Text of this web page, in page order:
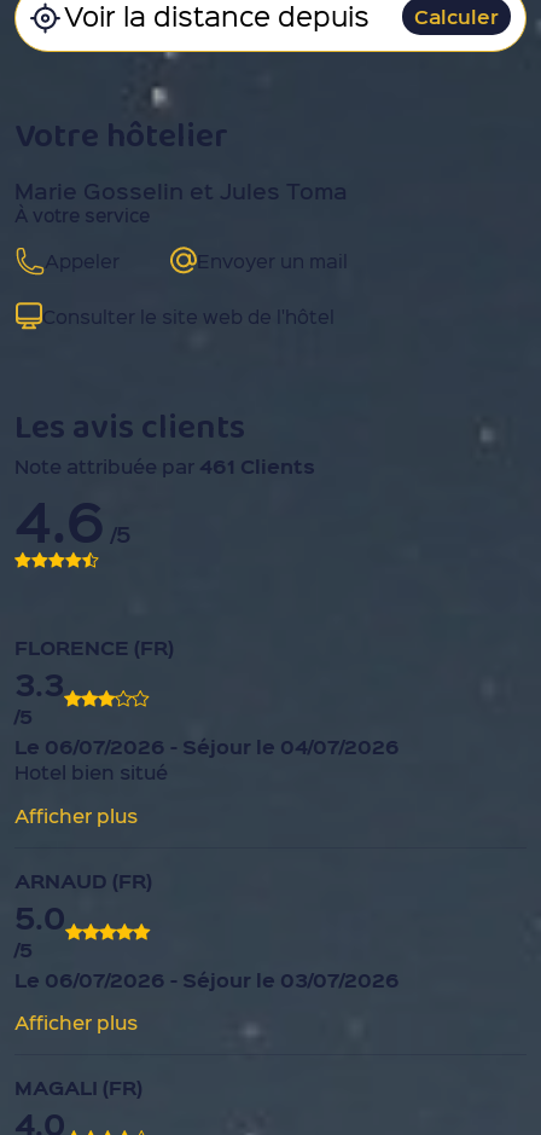
Calculer
Votre hôtelier
Marie Gosselin et Jules Toma
À votre service
Appeler Envoyer un mail
Consulter le site web de l'hôtel
Les avis clients
Note attribuée par 461 Clients
4.6 /5
FLORENCE (FR)
3.3
/5
Le 06/07/2026 - Séjour le 04/07/2026
Hotel bien situé
Afficher plus
ARNAUD (FR)
5.0
/5
Le 06/07/2026 - Séjour le 03/07/2026
Afficher plus
MAGALI (FR)
4.0